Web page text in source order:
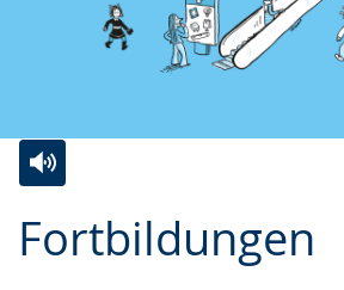
Fortbildungen
Leichten
Audio-
Video